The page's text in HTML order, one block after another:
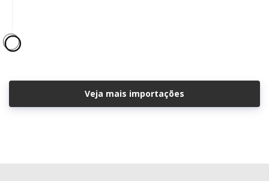
Veja mais importações